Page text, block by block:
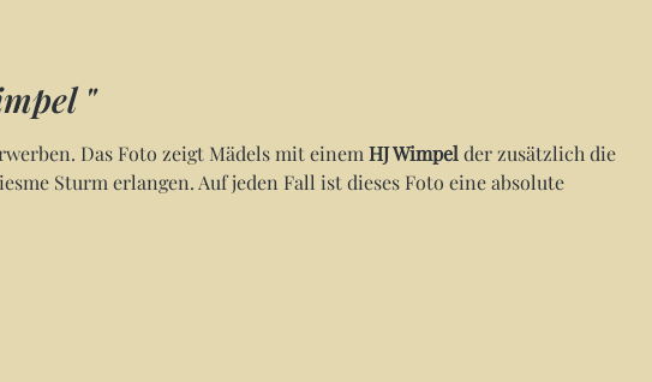
"
Das Foto zeigt Mädels mit einem HJ Wimpel der zusätzlich die
Sturm erlangen. Auf jeden Fall ist dieses Foto eine absolute